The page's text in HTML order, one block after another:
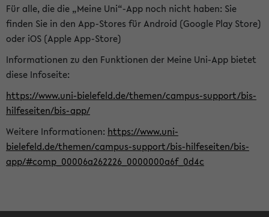
Für alle, die die „Meine Uni“-App noch nicht haben: Sie
finden Sie in den App-Stores für Android (Google Play Store)
oder iOS (Apple App-Store)
Informationen zu den Funktionen der Meine Uni-App bietet
diese Infoseite:
https://www.uni-bielefeld.de/themen/campus-support/bis-
hilfeseiten/bis-app/
Weitere Informationen: https://www.uni-
bielefeld.de/themen/campus-support/bis-hilfeseiten/bis-
app/#comp_00006a262226_0000000a6f_0d4c